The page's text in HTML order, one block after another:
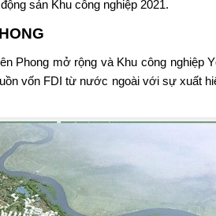
sản Khu công nghiệp 2021.
Phong mở rộng và Khu công nghiệp
vốn FDI từ nước ngoài với sự xuất